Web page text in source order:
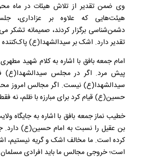
وی ضمن تقدیر از تلاش هیئات در ماه
هیئت‌هایی که علاوه بر عزاداری،
دشمن‌شناسی برگزار کردند، صمیمانه تشکر
تقدیر دارد. اشک بر سیدالشهدا(ع)
پیش مرد. اگر در مجلس سیدالشهدا(ع)
سیدالشهدا(ع) نیست. اگر مجالس امروز
حسین(ع) قیام کرد برای مبارزه با ظلم، نه فقط
خطیب نماز جمعه بافق با اشاره به
بن‌ عقیل را نسبت به امام حسین(ع) دارد.
کرده است. ما مخالف اشک و گریه نیستیم،
است؛ خروجی مجالس ما باید افرادی مسلمان